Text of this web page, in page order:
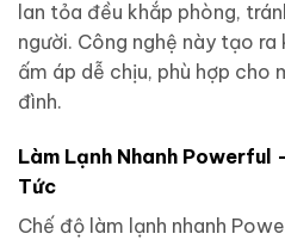
lan tỏa đều khắp phòng,
người. Công nghệ này tạo
ấm áp dễ chịu, phù hợp cho
đình.
Làm Lạnh Nhanh Powerful
Tức
Chế độ làm lạnh nhanh